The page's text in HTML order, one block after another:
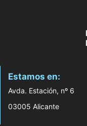
Estamos en:
Avda. Estación, nº 6
03005 Alicante